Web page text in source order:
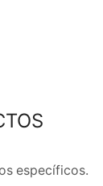
específicos.
MARCAS